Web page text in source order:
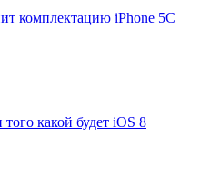
комплектацию iPhone 5C
какой будет iOS 8